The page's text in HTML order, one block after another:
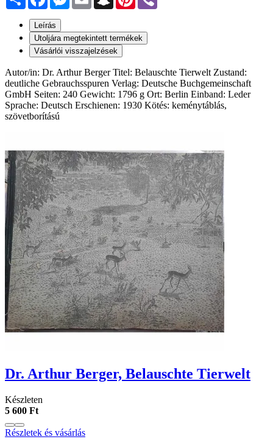
Leírás
Utoljára megtekintett termékek
Vásárlói visszajelzések
Autor/in: Dr. Arthur Berger Titel: Belauschte Tierwelt Zustand:
deutliche Gebrauchsspuren Verlag: Deutsche Buchgemeinschaft
GmbH Seiten: 240 Gewicht: 1796 g Ort: Berlin Einband: Leder
Sprache: Deutsch Erschienen: 1930 Kötés: keménytáblás,
szövetborítású
Dr. Arthur Berger, Belauschte Tierwelt
Készleten
5 600 Ft
Részletek és vásárlás